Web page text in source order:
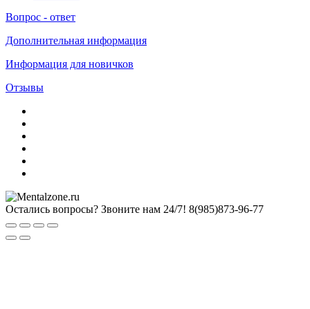
Вопрос - ответ
Дополнительная информация
Информация для новичков
Отзывы
Остались вопросы? Звоните нам 24/7! 8(985)873-96-77